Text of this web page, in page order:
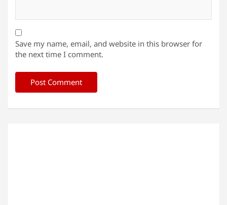
Save my name, email, and website in this browser for
the next time I comment.